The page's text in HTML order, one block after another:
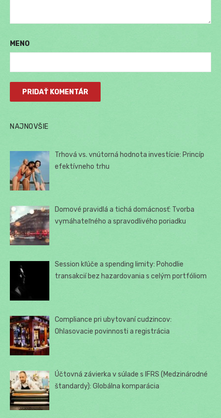
MENO
NAJNOVŠIE
Trhová vs. vnútorná hodnota investície: Princíp
efektívneho trhu
Domové pravidlá a tichá domácnosť: Tvorba
vymáhateľného a spravodlivého poriadku
Session kľúče a spending limity: Pohodlie
transakcií bez hazardovania s celým portfóliom
Compliance pri ubytovaní cudzincov:
Ohlasovacie povinnosti a registrácia
Účtovná závierka v súlade s IFRS (Medzinárodné
štandardy): Globálna komparácia